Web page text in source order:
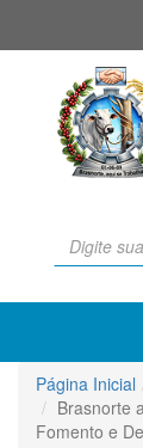
Página Inicial
Brasnorte
Fomento e